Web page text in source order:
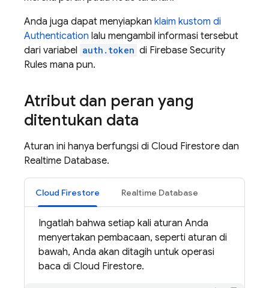
Anda juga dapat menyiapkan klaim kustom di
Authentication lalu mengambil informasi tersebut
dari variabel auth.token di Firebase Security
Rules mana pun.
Atribut dan peran yang
ditentukan data
Aturan ini hanya berfungsi di Cloud Firestore dan
Realtime Database.
Cloud Firestore Realtime Database
Ingatlah bahwa setiap kali aturan Anda
menyertakan pembacaan, seperti aturan di
bawah, Anda akan ditagih untuk operasi
baca di Cloud Firestore.